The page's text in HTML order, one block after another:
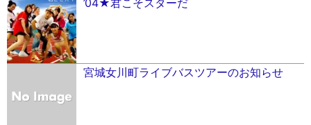
’04★君こそスターだ
宮城女川町ライブバスツアーのお知らせ